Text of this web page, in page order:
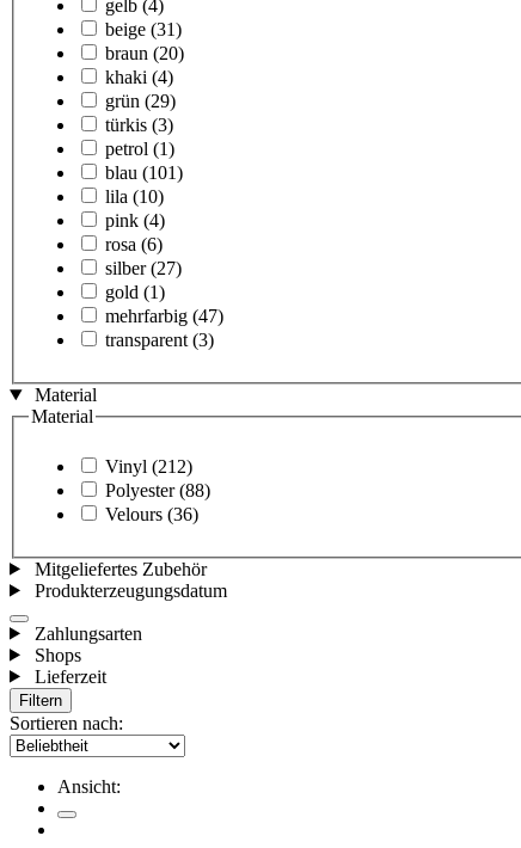
gelb (4)
beige (31)
braun (20)
khaki (4)
grün (29)
türkis (3)
petrol (1)
blau (101)
lila (10)
pink (4)
rosa (6)
silber (27)
gold (1)
mehrfarbig (47)
transparent (3)
Material
Material
Vinyl (212)
Polyester (88)
Velours (36)
Mitgeliefertes Zubehör
Produkterzeugungsdatum
Zahlungsarten
Shops
Lieferzeit
Filtern
Sortieren nach:
Ansicht: